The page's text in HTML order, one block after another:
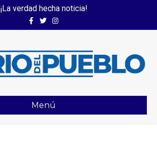
¡La verdad hecha noticia!
FacebookTwitterInstagram
Menú